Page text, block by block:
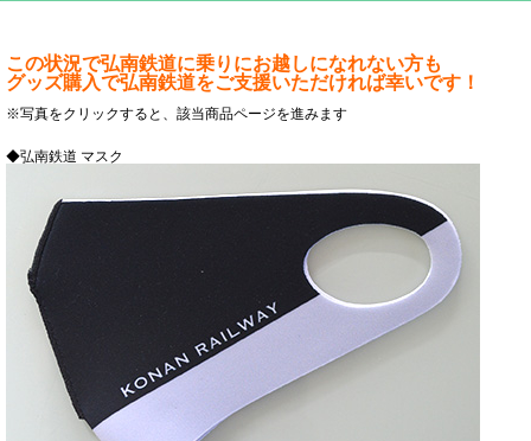
この状況で弘南鉄道に乗りにお越しになれない方も
グッズ購入で弘南鉄道をご支援いただければ幸いです！
※写真をクリックすると、該当商品ページを進みます
◆弘南鉄道 マスク